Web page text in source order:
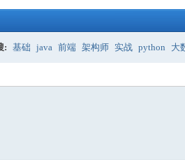
: 基础 java 前端 架构师 实战 python 大